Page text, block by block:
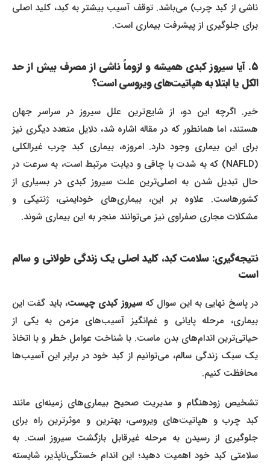
ناشی از کبد چرب) می‌باشد. توقف آسیب بیشتر به کبد، کلید اصلی
برای جلوگیری از پیشرفت بیماری است.
۵. آیا سیروز کبدی همیشه و لزوماً ناشی از مصرف بیش از حد
الکل یا ابتلا به هپاتیت‌های ویروسی است؟
خیر. اگرچه این دو، از شایع‌ترین علل سیروز در سراسر جهان
هستند، اما همانطور که در مقاله اشاره شد، دلایل متعدد دیگری نیز
برای این بیماری وجود دارد. امروزه، بیماری کبد چرب غیرالکلی
(NAFLD) که به شدت با چاقی و دیابت مرتبط است، به سرعت در
حال تبدیل شدن به اصلی‌ترین علت سیروز کبدی در بسیاری از
کشورهاست. علاوه بر این، بیماری‌های خودایمنی، ژنتیکی و
مشکلات مجاری صفراوی نیز می‌توانند منجر به این بیماری شوند.
نتیجه‌گیری: سلامت کبد، کلید اصلی یک زندگی طولانی و سالم
است
در پاسخ نهایی به این سوال که سیروز کبدی چیست، باید گفت این
بیماری، مرحله پایانی و غم‌انگیز آسیب‌های مزمن به یکی از
حیاتی‌ترین اندام‌های بدن ماست. با شناخت عوامل خطر و با اتخاذ
یک سبک زندگی سالم، می‌توانیم از کبد خود در برابر این آسیب‌ها
محافظت کنیم.
تشخیص زودهنگام و مدیریت صحیح بیماری‌های زمینه‌ای مانند
کبد چرب و هپاتیت‌های ویروسی، بهترین و موثرترین راه برای
جلوگیری از رسیدن به مرحله غیرقابل بازگشت سیروز است. به
سلامتی کبد خود اهمیت دهید؛ این اندام خستگی‌ناپذیر، شایسته